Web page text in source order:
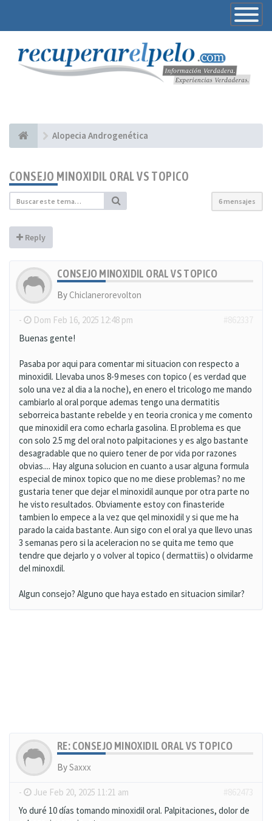
Toggle
Alopecia Androgenética
CONSEJO MINOXIDIL ORAL VS TOPICO
6 mensajes
Reply
CONSEJO MINOXIDIL ORAL VS TOPICO
By Chiclanerorevolton
- Dom Feb 16, 2025 12:48 pm
Buenas gente!
Pasaba por aqui para comentar mi situacion con respecto a
minoxidil. Llevaba unos 8-9 meses con topico ( es verdad que
solo una vez al dia a la noche), en enero el tricologo me mando
cambiarlo al oral porque ademas tengo una dermatitis
seborreica bastante rebelde y en teoria cronica y me comento
que minoxidil era como echarla gasolina. El problema es que
con solo 2.5 mg del oral noto palpitaciones y es algo bastante
desagradable que no quiero tener de por vida por razones
obvias.... Hay alguna solucion en cuanto a usar alguna formula
especial de minox topico que no me diese problemas? no me
gustaria tener que dejar el minoxidil aunque por otra parte no
he visto resultados. Obviamente estoy con finasteride
tambien lo empece a la vez que qel minoxidil y si que me ha
parado la caida bastante. Aun sigo con el oral ya que llevo unas
3 semanas pero si la aceleracion no se quita me temo que
tendre que dejarlo y o volver al topico ( dermattiis) o olvidarme
del minoxdil.
Algun consejo? Alguno que haya estado en situacion similar?
RE: CONSEJO MINOXIDIL ORAL VS TOPICO
BySaxxx
- Jue Feb 20, 2025 11:21 am
Yo duré 10 días tomando minoxidil oral. Palpitaciones, dolor de